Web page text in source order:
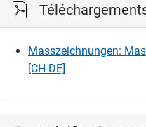
Masszeichnungen:
[CH-DE]